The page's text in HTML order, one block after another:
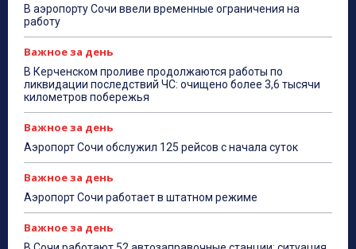
В аэропорту Сочи ввели временные ограничения на
работу
Важное за день
В Керченском проливе продолжаются работы по
ликвидации последствий ЧС: очищено более 3,6 тысячи
километров побережья
Важное за день
Аэропорт Сочи обслужил 125 рейсов с начала суток
Важное за день
Аэропорт Сочи работает в штатном режиме
Важное за день